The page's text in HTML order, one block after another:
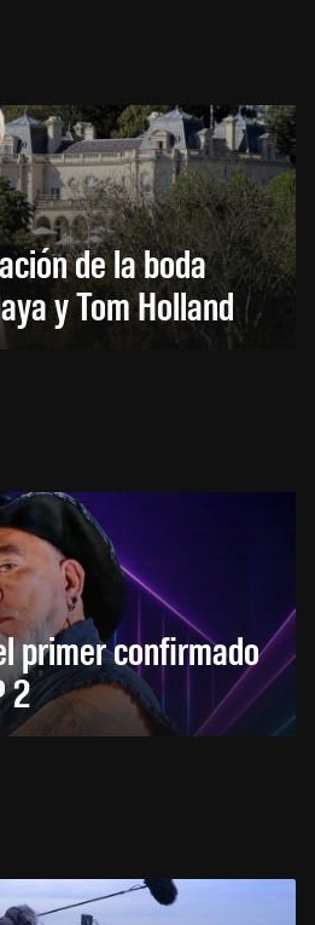
de la boda
y Tom Holland
primer confirmado
2